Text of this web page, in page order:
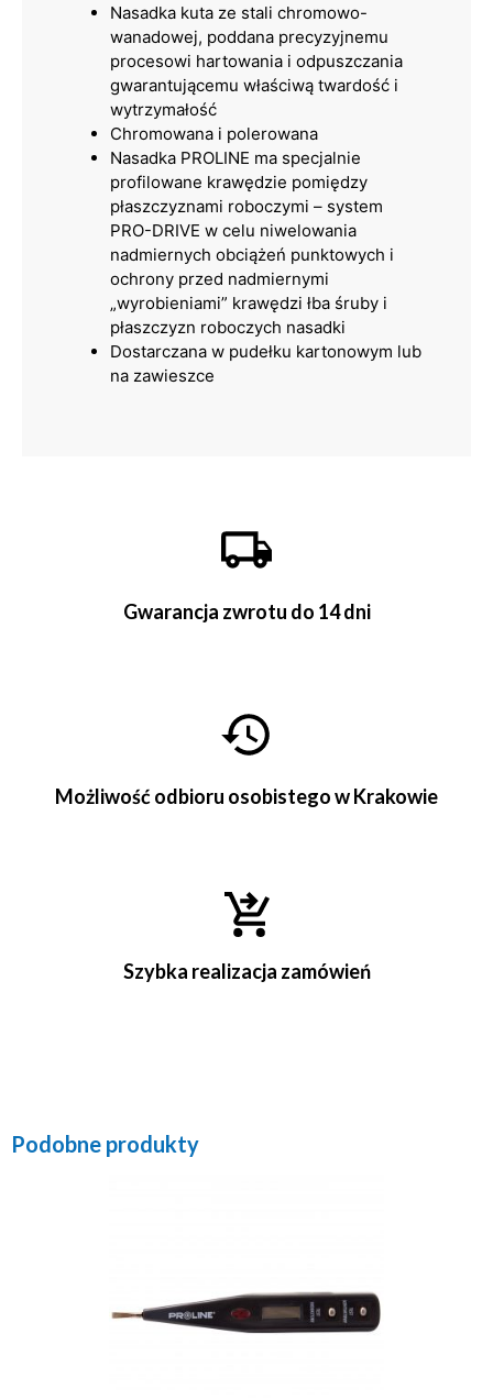
Nasadka kuta ze stali chromowo-
wanadowej, poddana precyzyjnemu
procesowi hartowania i odpuszczania
gwarantującemu właściwą twardość i
wytrzymałość
Chromowana i polerowana
Nasadka PROLINE ma specjalnie
profilowane krawędzie pomiędzy
płaszczyznami roboczymi – system
PRO-DRIVE w celu niwelowania
nadmiernych obciążeń punktowych i
ochrony przed nadmiernymi
„wyrobieniami” krawędzi łba śruby i
płaszczyzn roboczych nasadki
Dostarczana w pudełku kartonowym lub
na zawieszce
Gwarancja zwrotu do 14 dni
Możliwość odbioru osobistego w Krakowie
Szybka realizacja zamówień
Podobne produkty